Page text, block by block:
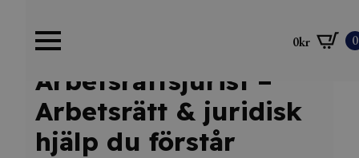
0kr 0
Arbetsrättsjurist –
Arbetsrätt & juridisk
hjälp du förstår